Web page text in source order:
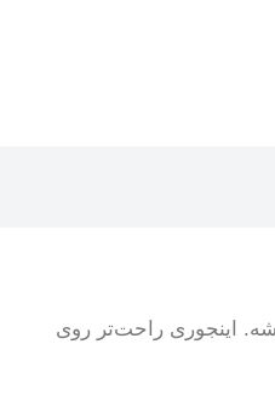
اینجوری راحت‌تر روی